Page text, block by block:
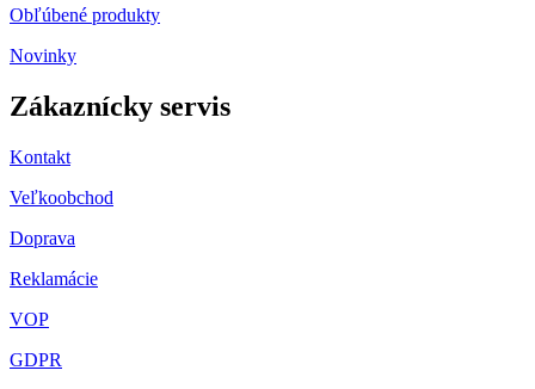
Obľúbené produkty
Novinky
Zákaznícky servis
Kontakt
Veľkoobchod
Doprava
Reklamácie
VOP
GDPR